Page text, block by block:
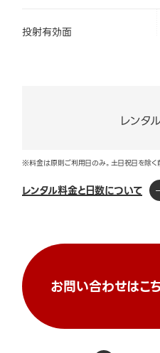
投射有効面
レンタ
※料金は原則ご利用日のみ。土日祝日を除
レンタル料金と日数について
お問い合わせはこ